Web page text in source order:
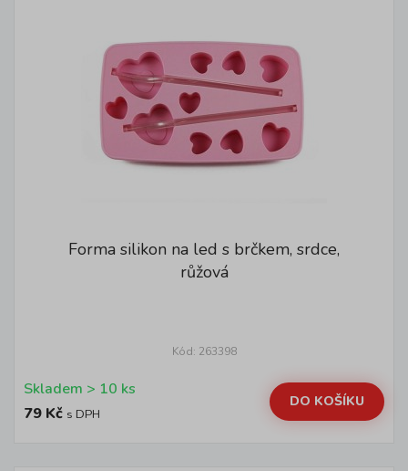
Forma silikon na led s brčkem, srdce,
růžová
Kód: 263398
Skladem > 10 ks
79 Kč s DPH
DO KOŠÍKU